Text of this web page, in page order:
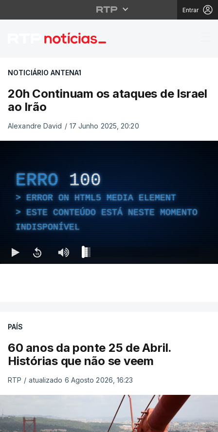
Entrar
20h Continuam os
NOTICIÁRIO ANTENA1
20h Continuam os ataques de Israel
ao Irão
Alexandre David / 17 Junho 2025, 20:20
ERRO 100
ERROR ON HTML5 MEDIA ELEMENT
ESTE CONTEÚDO ESTÁ NESTE MOMENTO
INDISPONÍVEL
PAÍS
60 anos da ponte 25 de Abril.
Histórias que não se veem
RTP / atualizado 6 Agosto 2026, 16:23